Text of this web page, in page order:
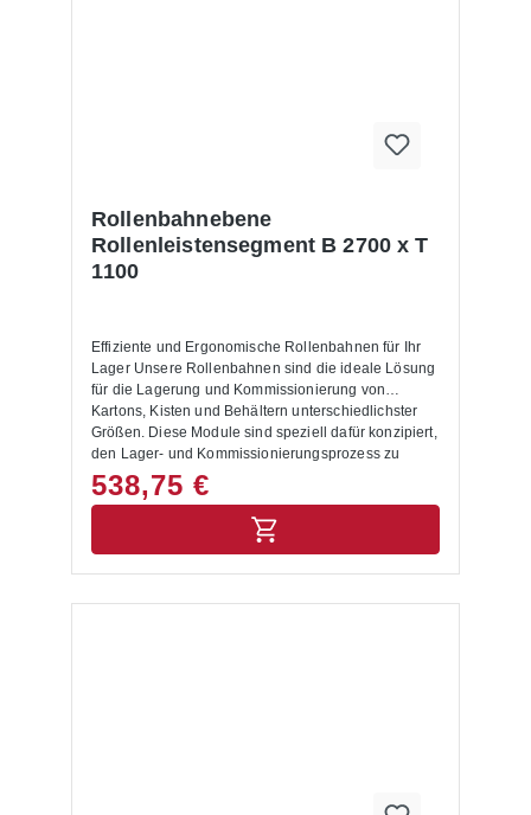
Rollenbahnebene
Rollenleistensegment B 2700 x T
1100
Effiziente und Ergonomische Rollenbahnen für Ihr
Lager Unsere Rollenbahnen sind die ideale Lösung
für die Lagerung und Kommissionierung von
Kartons, Kisten und Behältern unterschiedlichster
Größen. Diese Module sind speziell dafür konzipiert,
den Lager- und Kommissionierungsprozess zu
optimieren und zu vereinfachen. Produktvorteile:
Effiziente Bestückung und Entnahme: Die Regale
werden auf einer Seite mit Kartons, Kästen oder
Behältern bestückt. Dank der Polykarbonat-Röllchen
mit großem Durchmesser rollen die Waren stets zur
entnommen werden können. Dies ermöglicht eine
538,75 €